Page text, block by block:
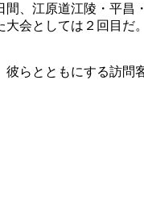
、江原道江陵・平
会としては２回目だ。
らとともにする訪問